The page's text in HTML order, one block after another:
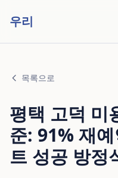
우리
목록으로
평택 고덕 미
준: 91% 재
트 성공 방정